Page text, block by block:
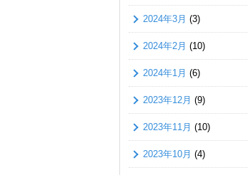
2024年3月 (3)
2024年2月 (10)
2024年1月 (6)
2023年12月 (9)
2023年11月 (10)
2023年10月 (4)